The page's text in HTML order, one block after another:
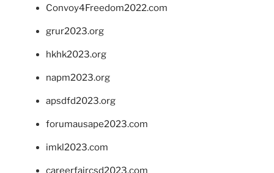
Convoy4Freedom2022.com
grur2023.org
hkhk2023.org
napm2023.org
apsdfd2023.org
forumausape2023.com
imkl2023.com
careerfaircsd2023.com